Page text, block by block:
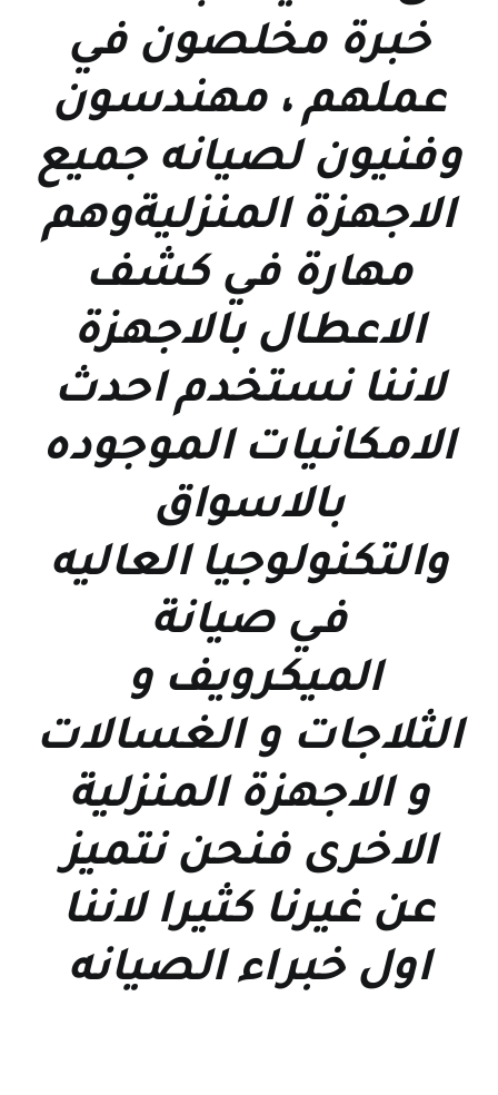
خبرة مخلصون في
عملهم ، مهندسون
وفنيون لصيانه جميع
الاجهزة المنزليةوهم
مهارة في كشف
الاعطال بالاجهزة
لاننا نستخدم احدث
الامكانيات الموجوده
بالاسواق
والتكنولوجيا العاليه
في صيانة
الميكرويف و
الثلاجات و الغسالات
و الاجهزة المنزلية
الاخرى فنحن نتميز
عن غيرنا كثيرا لاننا
اول خبراء الصيانه